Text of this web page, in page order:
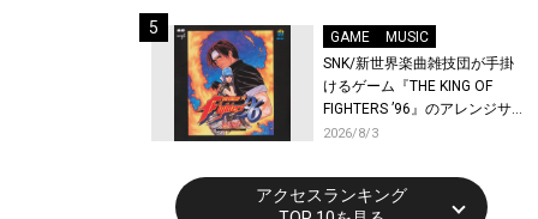
GAME
MUSIC
SNK/新世界楽曲雑技団が手掛
けるゲーム『THE KING OF
FIGHTERS ’96』のアレンジサ
ウンドトラックが配信開始！
2026/8/3
アクセスランキング